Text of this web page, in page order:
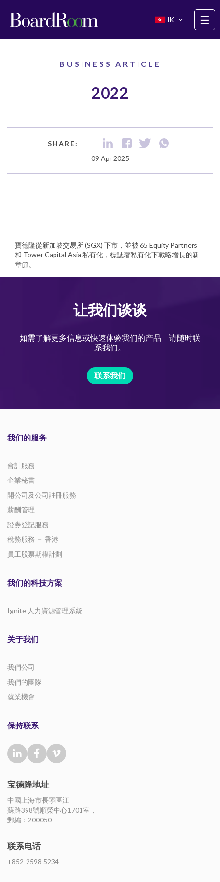
HK
☰
BUSINESS ARTICLE
2022
SHARE:
09 Apr 2025
寶德隆從新加坡交易所 (SGX) 下市，並被 65 Equity Partners
和 Tower Capital Asia 私有化，標誌著私有化下戰略增長的新
章節。
让我们谈谈
如需了解更多信息或快速体验我们的产品，请随时联
系我们。
联系我们
我们的服务
會計服務
企業秘書
開公司及公司註冊服務
薪酬管理
證券登記服務
稅務服務 － 香港
員工股票期權計劃
我们的科技方案
Ignite 人力資源管理系統
关于我们
我們公司
我們的團隊
就業機會
保持联系
宝德隆地址
中國上海市長寧區江
蘇路398號順榮中心1701室，
郵編：200050
联系电话
+852-2598 5234